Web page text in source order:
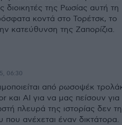
διοικητές της Ρωσίας αυτή τη
κοντά στο Τορέτσκ, το
κατεύθυνση της Ζαπορίζια.
06:30
από ρωσοψέκ
ΑΙ για να μας πείσουν για
πλευρά της ιστορίας δεν
ανέχεται έναν δικτάτορα.